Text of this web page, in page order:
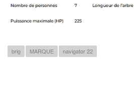
brig MARQUE navigator 22